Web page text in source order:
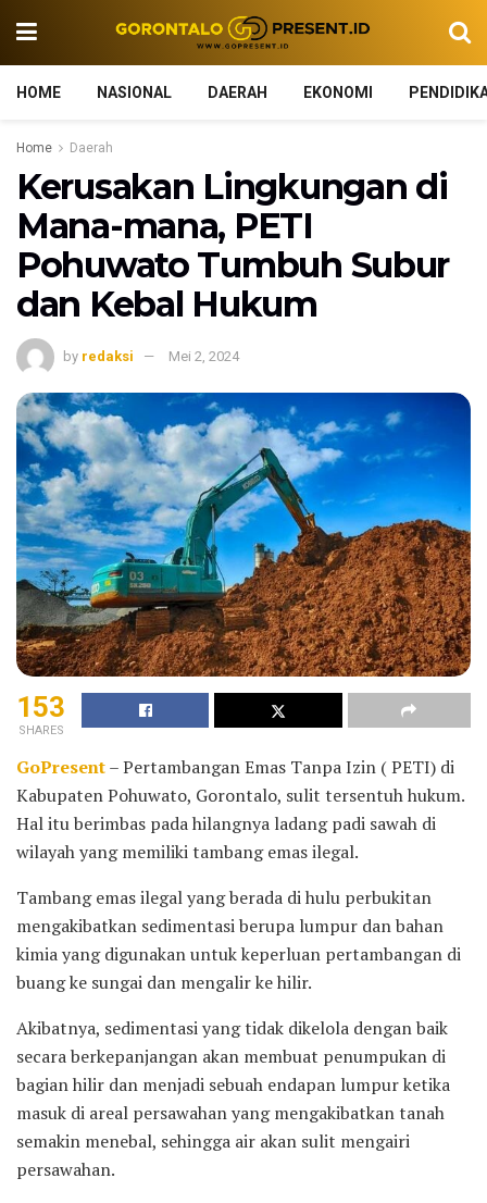
HOME NASIONAL DAERAH EKONOMI
Home Daerah
Kerusakan Lingkungan di
Mana-mana, PETI
Pohuwato Tumbuh Subur
dan Kebal Hukum
by redaksi Mei 2, 2024
153
SHARES
GoPresent– Pertambangan Emas Tanpa Izin ( PETI) di
Kabupaten Pohuwato, Gorontalo, sulit tersentuh hukum.
Hal itu berimbas pada hilangnya ladang padi sawah di
wilayah yang memiliki tambang emas ilegal.
Tambang emas ilegal yang berada di hulu perbukitan
mengakibatkan sedimentasi berupa lumpur dan bahan
kimia yang digunakan untuk keperluan pertambangan di
buang ke sungai dan mengalir ke hilir.
Akibatnya, sedimentasi yang tidak dikelola dengan baik
secara berkepanjangan akan membuat penumpukan di
bagian hilir dan menjadi sebuah endapan lumpur ketika
masuk di areal persawahan yang mengakibatkan tanah
semakin menebal, sehingga air akan sulit mengairi
persawahan.